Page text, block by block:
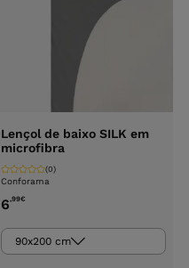
Lençol de baixo SILK em
microfibra
Conforama
(0)
6,99€
90x200 cm